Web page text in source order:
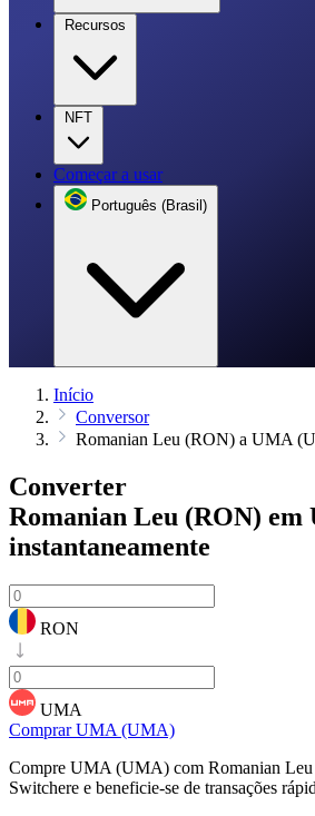
Recursos
NFT
Começar a usar
Português (Brasil)
Início
Conversor
Romanian Leu (RON) a UMA
Converter
Romanian Leu (RON)
instantaneamente
RON
UMA
Comprar UMA (UMA)
Compre UMA (UMA) com Romanian
Switchere e beneficie-se de transações